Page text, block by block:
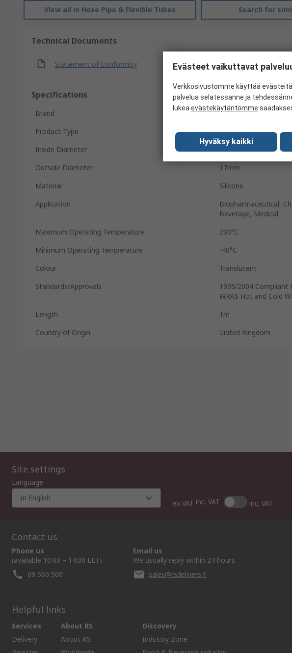
View all in Hose Pipe & Flexible Tubes Search for
Technical Documents
Statement of Conformity
Specifications
Brand
RS Pro
Product Type
Flexible Tubing
Inside Diameter
13mm
Outside Diameter
17mm
Material
Silicone
Application
Biopharmaceutical,
Beverage, Medical
Maximum Operating Temperature
200°C
Minimum Operating Temperature
-40°C
Colour
Translucent
Standards/Approvals
1935/2004 Compliant
WRAS Hot and Cold
Length
1m
Country of Origin
United Kingdom
Site settings
Language
In English
ex VAT inc. VAT inc. VAT
Contact us
Phone us
(available 10:00 – 14:00 EET)
09 560 500
Email us
We usually reply within 24 hours
sales@rsdelivers.fi
Helpful links
Services
Delivery
About RS
About RS
Discovery
Industry Zone
Evästeet vaikuttavat
Verkkosivustomme käyttää
palvelua selatessanne ja
lukea evästekäytäntömme
Hyväksy kaikki